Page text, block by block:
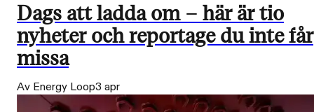
Dags att ladda om – här är tio
nyheter och reportage du inte får
missa
Av Energy Loop3 apr